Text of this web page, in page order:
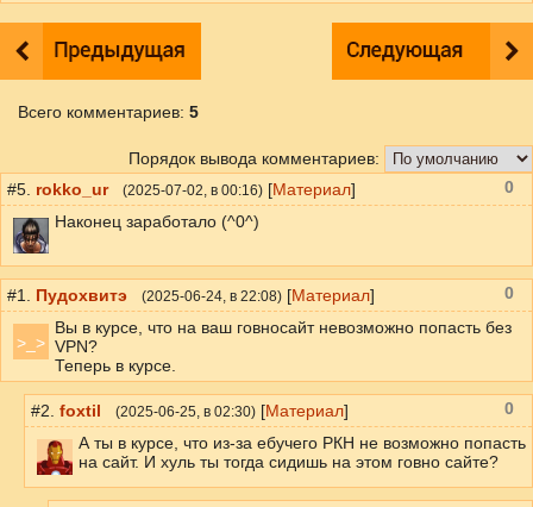
Всего комментариев: 5
Порядок вывода комментариев:
#5. rokko_ur (2025-07-02 , в 00:16) [Материал]
Наконец заработало (^0^)
0
#1. Пудохвитэ (2025-06-24 , в 22:08) [Материал]
>_>
Вы в курсе, что на ваш говносайт невозможно попасть без
VPN?
Теперь в курсе.
0
#2. foxtil (2025-06-25 , в 02:30) [Материал]
А ты в курсе, что из-за ебучего РКН не возможно попасть
на сайт. И хуль ты тогда сидишь на этом говно сайте?
0